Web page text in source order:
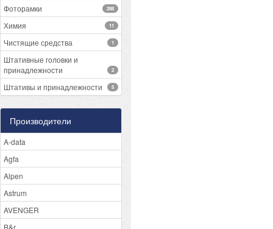
Фоторамки 288
Химия 11
Чистящие средства 1
Штативные головки и
принадлежности
2
Штативы и принадлежности 5
Производители
A-data
Agfa
Alpen
Astrum
AVENGER
B&r